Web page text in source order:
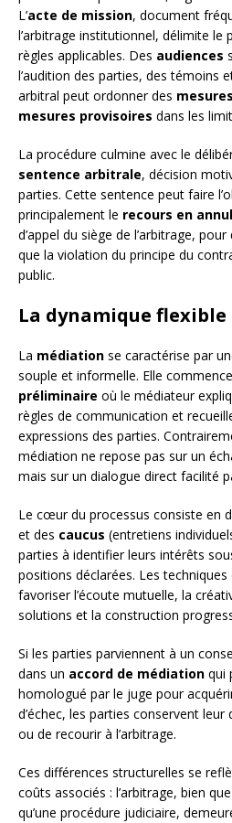
L’acte de mission, document
l’arbitrage institutionnel, délimite le
règles applicables. Des audiences
l’audition des parties, des témoins
arbitral peut ordonner des
mesures provisoires dans les
La procédure culmine avec le
sentence arbitrale, décision
parties. Cette sentence peut faire
principalement le recours en
d’appel du siège de l’arbitrage,
que la violation du principe du
public.
La dynamique
La médiation se caractérise par
souple et informelle. Elle
préliminaire où le médiateur
règles de communication et
expressions des parties.
médiation ne repose pas sur un
mais sur un dialogue direct facilité
Le cœur du processus consiste en
et des caucus (entretiens
parties à identifier leurs intérêts
positions déclarées. Les
favoriser l’écoute mutuelle, la
solutions et la construction
Si les parties parviennent à un
dans un accord de médiation qui
homologué par le juge pour
d’échec, les parties conservent
ou de recourir à l’arbitrage.
Ces différences structurelles se
coûts associés : l’arbitrage, bien
qu’une procédure judiciaire,